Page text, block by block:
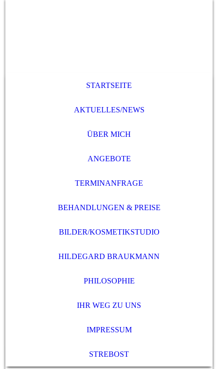
STARTSEITE
AKTUELLES/NEWS
ÜBER MICH
ANGEBOTE
TERMINANFRAGE
BEHANDLUNGEN & PREISE
BILDER/KOSMETIKSTUDIO
HILDEGARD BRAUKMANN
PHILOSOPHIE
IHR WEG ZU UNS
IMPRESSUM
STREBOST